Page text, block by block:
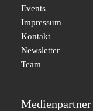
Events
Impressum
Kontakt
Newsletter
Team
Medienpartner